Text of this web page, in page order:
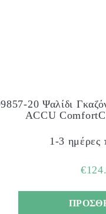
20 Ψαλίδι
ACCU
1-3 ημέρες
€